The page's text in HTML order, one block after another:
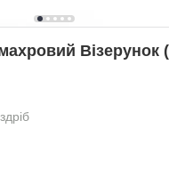
Візерунок